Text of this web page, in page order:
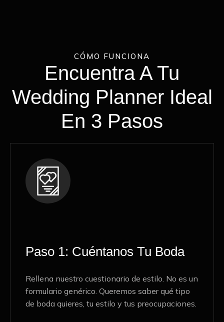
CÓMO FUNCIONA
Encuentra A Tu
Wedding Planner Ideal
En 3 Pasos
Paso 1: Cuéntanos Tu Boda
Rellena nuestro cuestionario de estilo. No es un
formulario genérico. Queremos saber qué tipo
de boda quieres, tu estilo y tus preocupaciones.